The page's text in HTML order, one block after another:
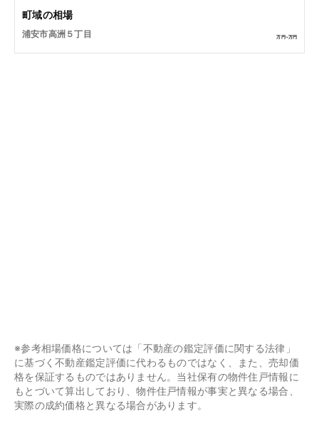
町域の相場
浦安市高洲５丁目 万円~万円
※参考相場価格については「不動産の鑑定評価に関する法律」
に基づく不動産鑑定評価に代わるものではなく、また、売却価
格を保証するものではありません。当社保有の物件住戸情報に
もとづいて算出しており、物件住戸情報が事実と異なる場合、
実際の成約価格と異なる場合があります。